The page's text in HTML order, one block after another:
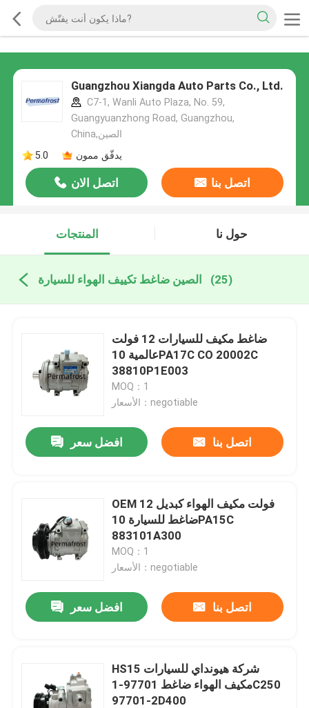
Guangzhou Xiangda Auto Parts Co., Ltd.
C7-1, Wanli Auto Plaza, No. 59,
Guangyuanzhong Road, Guangzhou,
China,الصين
5.0
يدقّق ممون
اتصل الان اتصل بنا
المنتجات حول نا
الصين ضاغط تكييف الهواء للسيارة (25)
ضاغط مكيف للسيارات 12 فولت
عالمية 10PA17C CO 20002C
38810P1E003
MOQ：1
الأسعار：negotiable
افضل سعر اتصل بنا
OEM 12 فولت مكيف الهواء كبديل
ضاغط للسيارة 10PA15C
883101A300
MOQ：1
الأسعار：negotiable
افضل سعر اتصل بنا
HS15 شركة هيونداي للسيارات
مكيف الهواء ضاغط 97701-1C250
97701-2D400